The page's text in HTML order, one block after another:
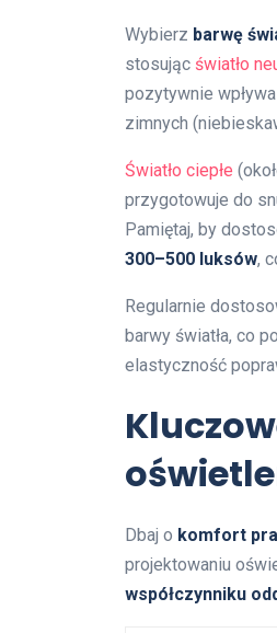
Wybierz barwę
stosując światło
pozytywnie
zimnych
Światło ciepłe
przygotowuje do
Pamiętaj, by
300–500 luksów,
Regularnie
barwy światła, co
elastyczność
Dbaj o komfort
projektowaniu
współczynniku